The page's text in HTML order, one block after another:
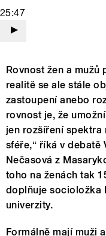
25:47
Rovnost žen a mužů
realitě se ale stále
zastoupení anebo
rovnost je, že
jen rozšíření spektra
sféře,“ říká v debatě
Nečasová z
toho na ženách tak
doplňuje socioložka
univerzity.
Formálně mají muži